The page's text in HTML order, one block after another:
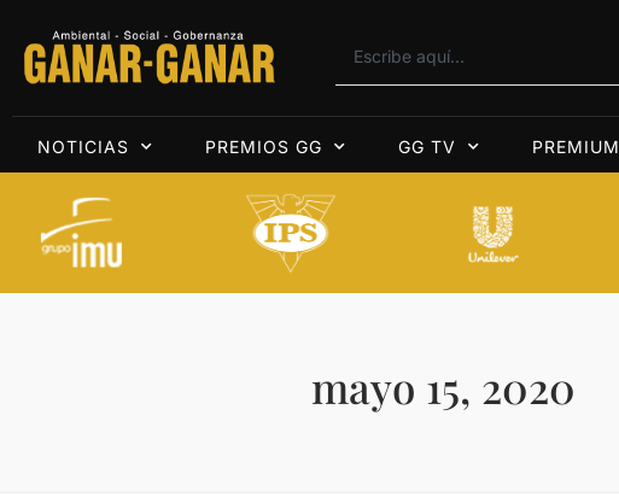
NOTICIAS PREMIOS GG GG TV PREMIUM
mayo 15, 2020